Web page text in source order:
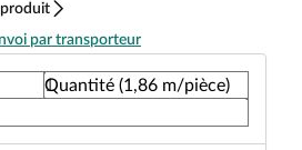
par transporteur
Quantité (1,86 m/pièce)